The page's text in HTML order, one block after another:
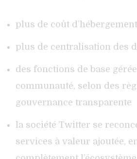
plus de coût d’hébergement
plus de centralisation des
des fonctions de base
communauté, selon des
gouvernance transparente
la société Twitter se
services à valeur ajoutée,